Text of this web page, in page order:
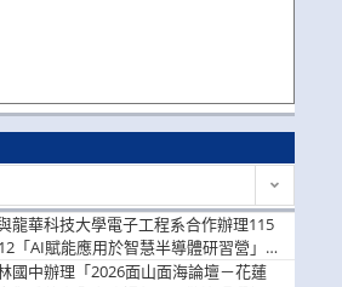
龍華科技大學電子工程系合作辦理115
「AI賦能應用於智慧半導體研習營」，
加
國中辦理「2026面山面海論壇－花蓮